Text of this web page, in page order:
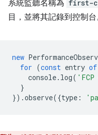
系統監聽名稱為 first-
目，並將其記錄到控制台
new
for (const entry of
console. log(
}
}).observe({type :